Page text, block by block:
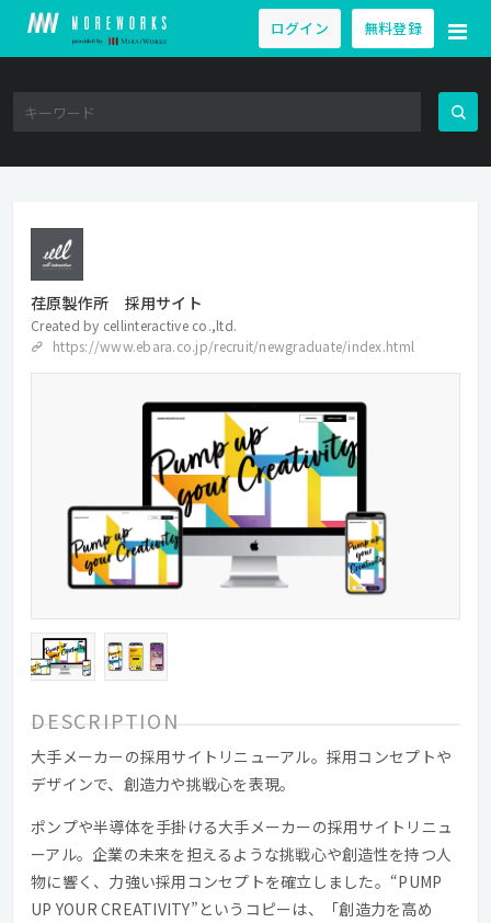
ログイン 無料登録
荏原製作所 採用サイト
Created by cellinteractive co.,ltd.
https://www.ebara.co.jp/recruit/newgraduate/index.html
DESCRIPTION
大手メーカーの採用サイトリニューアル。採用コンセプトや
デザインで、創造力や挑戦心を表現。
ポンプや半導体を手掛ける大手メーカーの採用サイトリニュ
ーアル。企業の未来を担えるような挑戦心や創造性を持つ人
物に響く、力強い採用コンセプトを確立しました。“PUMP
UP YOUR CREATIVITY”というコピーは、「創造力を高め